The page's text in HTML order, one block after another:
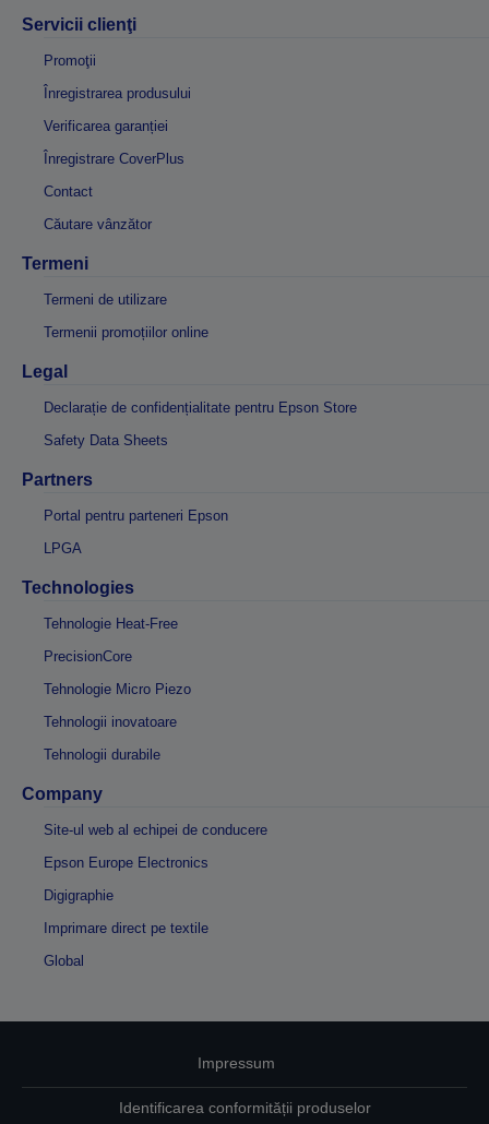
Servicii clienţi
Promoţii
Înregistrarea produsului
Verificarea garanției
Înregistrare CoverPlus
Contact
Căutare vânzător
Termeni
Termeni de utilizare
Termenii promoțiilor online
Legal
Declarație de confidențialitate pentru Epson Store
Safety Data Sheets
Partners
Portal pentru parteneri Epson
LPGA
Technologies
Tehnologie Heat-Free
PrecisionCore
Tehnologie Micro Piezo
Tehnologii inovatoare
Tehnologii durabile
Company
Site-ul web al echipei de conducere
Epson Europe Electronics
Digigraphie
Imprimare direct pe textile
Global
Impressum
Identificarea conformității produselor